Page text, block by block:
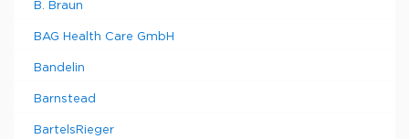
B. Braun
BAG Health Care GmbH
Bandelin
Barnstead
BartelsRieger